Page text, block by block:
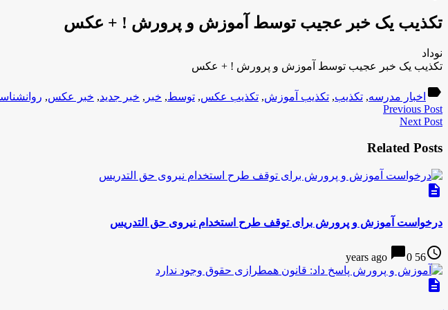
تکذیب یک خبر عجیب توسط آموزش و پرورش ! + عکس
نوداد
تکذیب یک خبر عجیب توسط آموزش و پرورش ! + عکس
label اخبار مدرسه, تکذیب, تکذیب آموزش, تکذیب عکس, توسط, خبر , خبر جدید, خبر عکس,
Previous Post
Next Post
Related Posts
description
درخواست آموزش و پرورش برای توقف طرح استخدام نیروی حق التدریس
access_time
56 years ago
chat_bubble0
description